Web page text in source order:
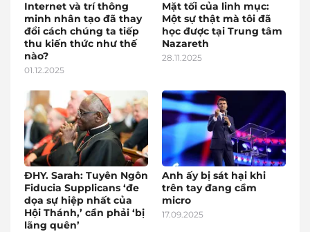
Internet và trí thông
minh nhân tạo đã thay
đổi cách chúng ta tiếp
thu kiến thức như thế
nào?
01.12.2025
Mặt tối của linh mục:
Một sự thật mà tôi đã
học được tại Trung tâm
Nazareth
28.11.2025
ĐHY. Sarah: Tuyên Ngôn
Fiducia Supplicans ‘đe
dọa sự hiệp nhất của
Hội Thánh,’ cần phải ‘bị
lãng quên’
Anh ấy bị sát hại khi
trên tay đang cầm
micro
17.09.2025